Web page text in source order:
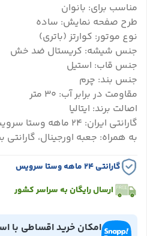
مناسب برای: بانوان
طرح صفحه نمایش: ساده
نوع موتور: کوارتز (باتری)
جنس شیشه: کریستال ضد خش
جنس قاب: استیل
جنس بند: چرم
مقاومت در برابر آب: ۳۰ متر
اصالت برند: ایتالیا
گارانتی ایران: ۲۴ ماهه وستا سرویس
به همراه: جعبه اورجینال، گارانتی
گارانتی ۲۴ ماهه وستا سرویس
ارسال رایگان به سراسر کشور
امکان خرید اقساطی با